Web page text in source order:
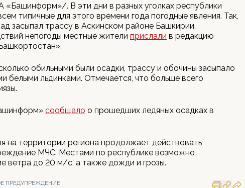
. В эти дни в разных уголках республики
типичные для этого времени года погодные явления. Так,
засыпал трассу в Аскинском районе Башкирии.
непогоды местные жители прислали в редакцию
обильными были осадки, трассу и обочины засыпало
белыми льдинками. Отмечается, что больше всего
сообщало о прошедших ледяных осадках в
на территории региона продолжает действовать
МЧС. Местами по республике возможно
ветра до 20 м/c, а также дожди и грозы.
ПРЕДУПРЕЖДЕНИЕ